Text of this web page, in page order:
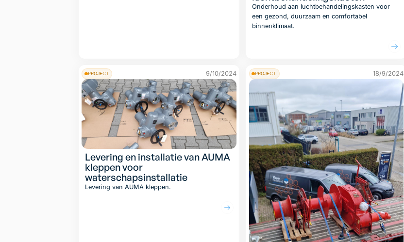
Onderhoud aan luchtbehandelingskasten voor
een gezond, duurzaam en comfortabel
binnenklimaat.
PROJECT 9/10/2024
Levering en installatie van AUMA
kleppen voor
waterschapsinstallatie
Levering van AUMA kleppen.
PROJECT 18/9/2024